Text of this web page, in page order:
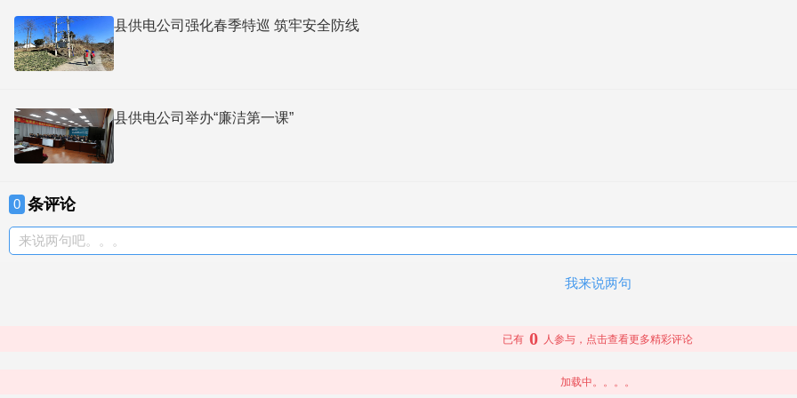
县供电公司强化春季特巡 筑牢安全防线
县供电公司举办“廉洁第一课”
0 条评论
来说两句吧。。。
我来说两句
已有 0 人参与，点击查看更多精彩评论
加载中。。。。